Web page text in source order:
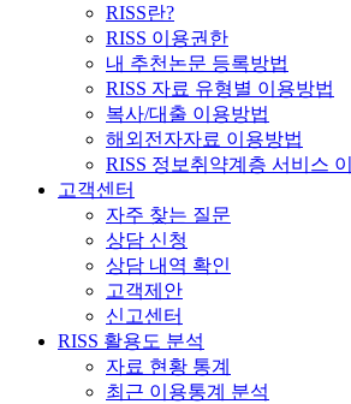
RISS란?
RISS 이용권한
내 추천논문 등록방법
RISS 자료 유형별 이용방법
복사/대출 이용방법
해외전자자료 이용방법
RISS 정보취약계층 서비스
고객센터
자주 찾는 질문
상담 신청
상담 내역 확인
고객제안
신고센터
RISS 활용도 분석
자료 현황 통계
최근 이용통계 분석